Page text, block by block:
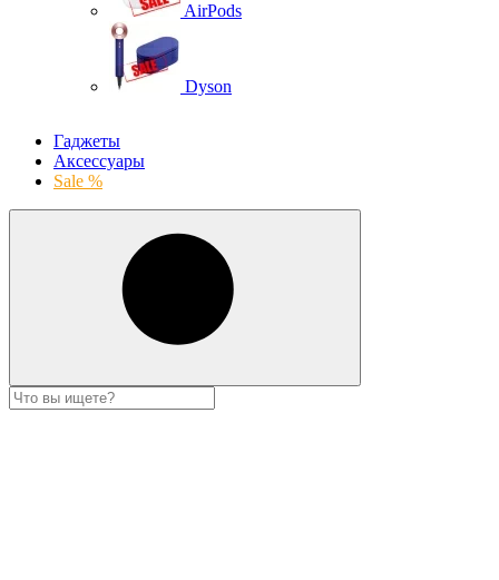
AirPods
Dyson
Гаджеты
Аксессуары
Sale %